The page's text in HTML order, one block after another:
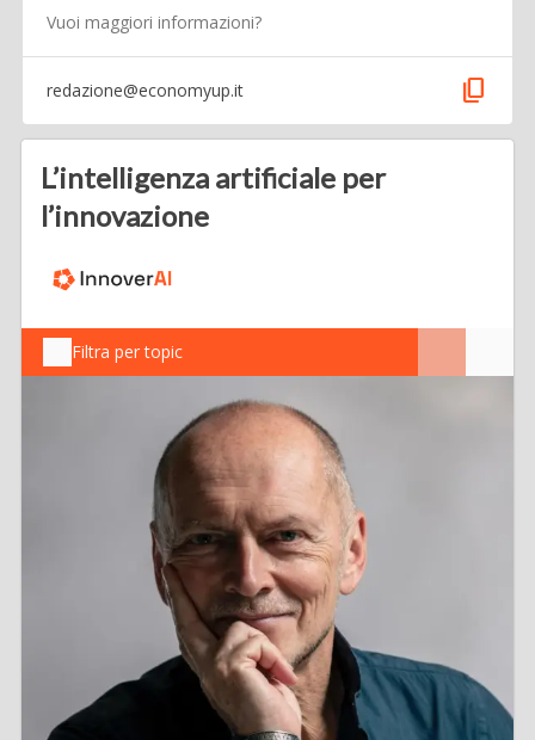
Vuoi maggiori informazioni?
redazione@economyup.it content_copy
L’intelligenza artificiale per
l’innovazione
Filtra per topic